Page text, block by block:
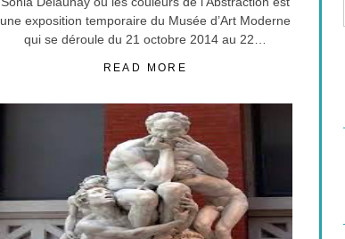
une exposition temporaire du Musée d’Art Moderne
qui se déroule du 21 octobre 2014 au 22…
READ MORE